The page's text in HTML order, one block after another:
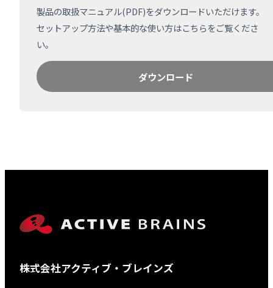
製品の取扱マニュアル(PDF)をダウンロードいただけます。
セットアップ方法や基本的な使い方はこちらをご覧くださ
い。
ダウンロード
株式会社アクティブ・ブレインズ